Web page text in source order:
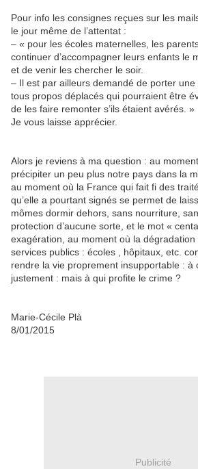
Pour info les consignes reçues sur les
le jour même de l’attentat :
– « pour les écoles maternelles, les
continuer d’accompagner leurs enfants le
et de venir les chercher le soir.
– Il est par ailleurs demandé de porter
tous propos déplacés qui pourraient être
de les faire remonter s’ils étaient avérés. »
Je vous laisse apprécier.
Alors je reviens à ma question : au
précipiter un peu plus notre pays dans la
au moment où la France qui fait fi des
qu’elle a pourtant signés se permet de
mômes dormir dehors, sans nourriture,
protection d’aucune sorte, et le mot «
exagération, au moment où la
services publics : écoles , hôpitaux, etc.
rendre la vie proprement insupportable : à
justement : mais à qui profite le crime ?
Marie-Cécile Plà
8/01/2015
Publicité